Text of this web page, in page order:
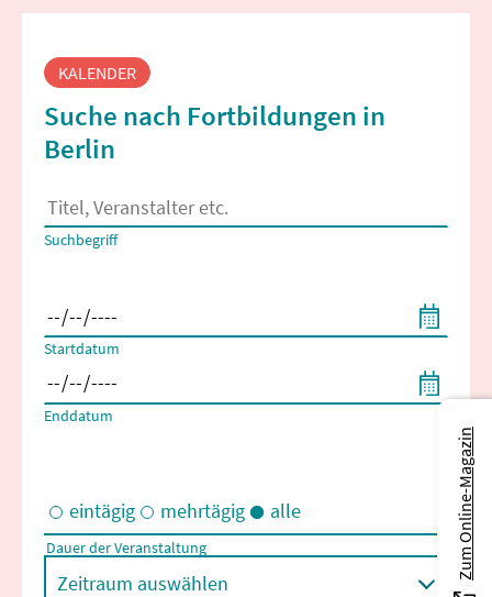
Fortbildungssuche
KALENDER
Suche nach Fortbildungen in
Berlin
Es erscheinen Suchvorschläge, wenn mindestens 2 Zeichen
Suchbegriff
Startdatum
Enddatum
Eintägige und/oder mehrtägige Veranstaltungen
eintägig mehrtägig alle
Dauer der Veranstaltung
Zeitraum auswählen
Zum Online-Magazin